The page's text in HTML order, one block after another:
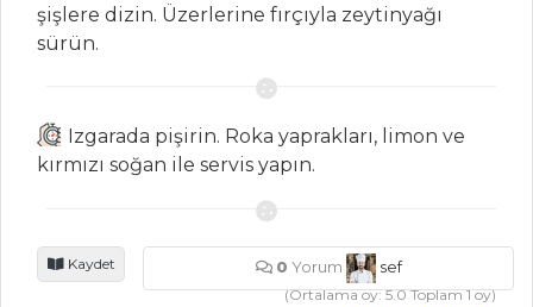
DERDER PİLAVI
PİLAVI
Kepse Pilavı
Tüm Tarifleri
şişlere dizin. Üzerlerine fırçıyla zeytinyağı
sürün.
Izgarada pişirin. Roka yaprakları, limon ve
kırmızı soğan ile servis yapın.
Kaydet 0 Yorum
sef
(Ortalama oy:5.0Toplam1oy)